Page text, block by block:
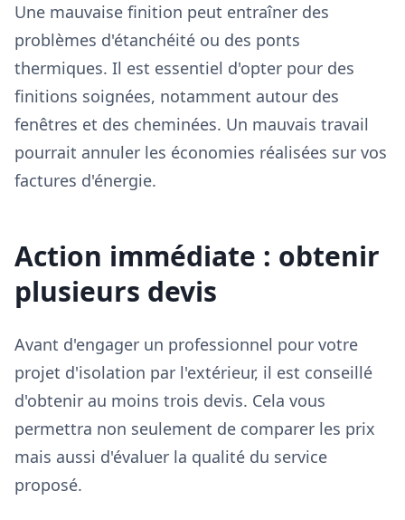
Une mauvaise finition peut entraîner des
problèmes d'étanchéité ou des ponts
thermiques. Il est essentiel d'opter pour des
finitions soignées, notamment autour des
fenêtres et des cheminées. Un mauvais travail
pourrait annuler les économies réalisées sur vos
factures d'énergie.
Action immédiate : obtenir
plusieurs devis
Avant d'engager un professionnel pour votre
projet d'isolation par l'extérieur, il est conseillé
d'obtenir au moins trois devis. Cela vous
permettra non seulement de comparer les prix
mais aussi d'évaluer la qualité du service
proposé.